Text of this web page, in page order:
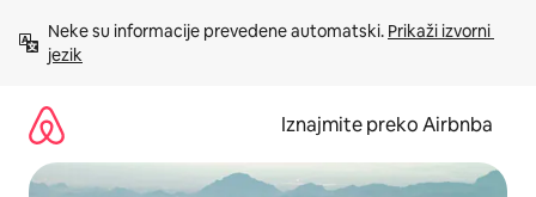
sadržaj
Neke su informacije prevedene automatski. Prikaži izvorni
jezik
Iznajmite preko Airbnba